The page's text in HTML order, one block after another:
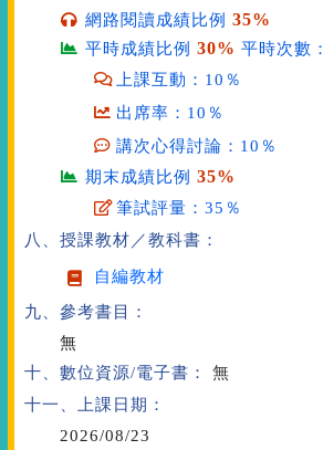
網路閱讀成績比例35%
平時成績比例30% 平時次數：
上課互動：10％
出席率：10％
講次心得討論：10％
期末成績比例35%
筆試評量：35％
八、授課教材／教科書：
自編教材
九、參考書目：
無
十、數位資源/電子書：
無
十一、上課日期：
2026/08/23